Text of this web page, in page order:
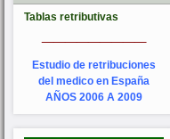
Tablas retributivas
Estudio de retribuciones
del medico en España
AÑOS 2006 A 2009